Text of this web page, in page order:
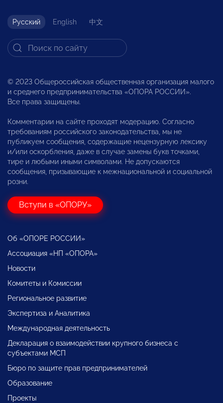
Русский English 中文
© 2023 Общероссийская общественная организация малого
и среднего предпринимательства «ОПОРА РОССИИ».
Все права защищены.
Комментарии на сайте проходят модерацию. Согласно
требованиям российского законодательства, мы не
публикуем сообщения, содержащие нецензурную лексику
и/или оскорбления, даже в случае замены букв точками,
тире и любыми иными символами. Не допускаются
сообщения, призывающие к межнациональной и социальной
розни.
Вступи в «ОПОРУ»
Об «ОПОРЕ РОССИИ»
Ассоциация «НП «ОПОРА»
Новости
Комитеты и Комиссии
Региональное развитие
Экспертиза и Аналитика
Международная деятельность
Декларация о взаимодействии крупного бизнеса с
субъектами МСП
Бюро по защите прав предпринимателей
Образование
Проекты